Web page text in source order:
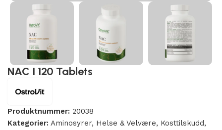
NAC I 120 Tablets
Produktnummer: 20038
Kategorier: Aminosyrer, Helse & Velvære, Kosttilskudd,